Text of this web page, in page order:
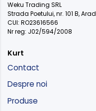
Weku Trading SRL
Strada Poetului, nr. 101 B, Arad
CUI: RO23616566
Nr reg: J02/594/2008
Kurt
Contact
Despre noi
Produse